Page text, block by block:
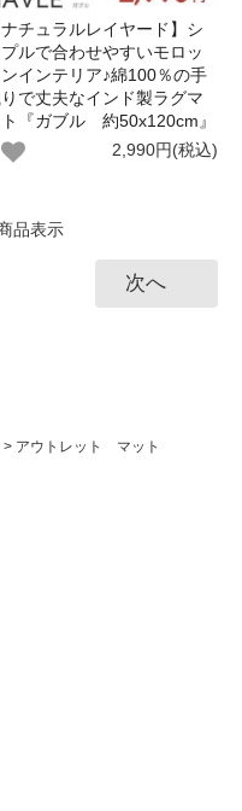
ナチュラルレイヤード】シ
プルで合わせやすいモロッ
インテリア♪綿100％の手
で丈夫なインド製ラグマ
ト『ガブル 約50x120cm』
2,990円(税込)
品表示
次へ
> アウトレット マット